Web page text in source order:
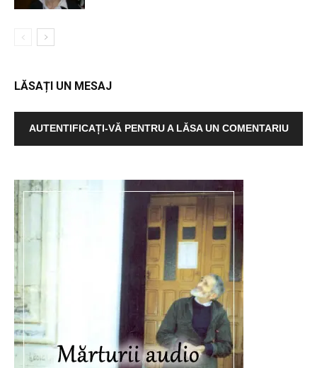
LĂSAȚI UN MESAJ
AUTENTIFICAȚI-VĂ PENTRU A LĂSA UN COMENTARIU